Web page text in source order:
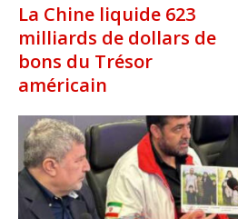
La Chine liquide 623
milliards de dollars de
bons du Trésor
américain